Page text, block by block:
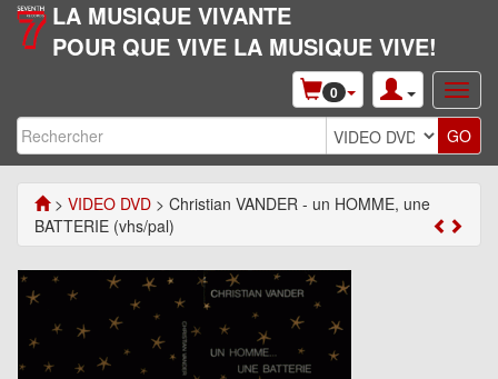
LA MUSIQUE VIVANTE
POUR QUE VIVE LA MUSIQUE VIVE!
0
> VIDEO DVD > Christian VANDER - un HOMME, une
BATTERIE (vhs/pal)